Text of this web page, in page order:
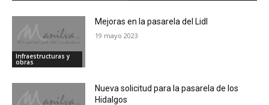
Infraestructuras y
obras
Mejoras en la pasarela del Lidl
19 mayo 2023
Nueva solicitud para la pasarela de los
Hidalgos